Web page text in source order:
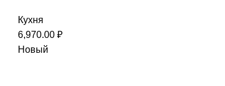
Кухня
6,970.00 ₽
Новый